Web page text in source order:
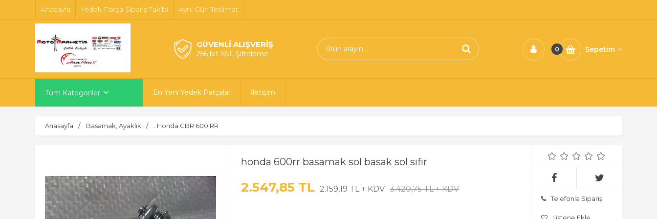
Anasayfa Yedek Parça Sipariş Takibi Ayni Gün Teslimat
GÜVENLİ ALIŞVERİŞ
256 bit SSL Şifreleme
0 Sepetim
Tüm Kategoriler En Yeni Yedek Parçalar İletişim
Anasayfa Basamak, Ayaklık . Honda CBR 600 RR
honda 600rr basamak sol basak sol sıfır
2.547,85 TL 2.159,19 TL + KDV 3.420,75 TL + KDV
Telefonla Sipariş